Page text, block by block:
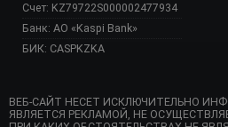
Счет: KZ79722S000002477934
Банк: АО «Kaspi Bank»
БИК: CASPKZKA
ВЕБ-САЙТ НЕСЕТ ИСКЛЮЧИТЕЛЬНО
ЯВЛЯЕТСЯ РЕКЛАМОЙ, НЕ